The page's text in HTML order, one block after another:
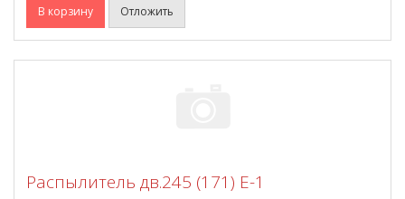
В корзину Отложить
Распылитель дв.245 (171) Е-1